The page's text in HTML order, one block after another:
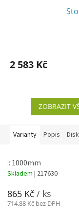
2 583 Kč
ZOBRAZIT
Varianty Popis
:: 1000mm
Skladem | 217630
865 Kč / ks
714,88 Kč bez DPH